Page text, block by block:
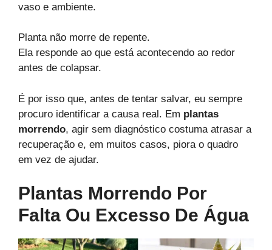
vaso e ambiente.
Planta não morre de repente.
Ela responde ao que está acontecendo ao redor
antes de colapsar.
É por isso que, antes de tentar salvar, eu sempre
procuro identificar a causa real. Em plantas
morrendo, agir sem diagnóstico costuma atrasar a
recuperação e, em muitos casos, piora o quadro
em vez de ajudar.
Plantas Morrendo Por
Falta Ou Excesso De Água